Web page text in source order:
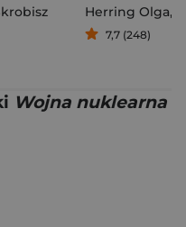
Herring Olga,
7,7 (248)
Wojna nuklearna